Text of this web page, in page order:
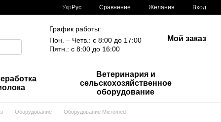
Укр Рус Сравнение Желания Вход
График работы:
Пон. – Четв.: с 8:00 до 17:00
Пятн.: с 8:00 до 16:00
Мой заказ
Ветеринария и
сельскохозяйственное
оборудование
Оборудование
Оборудование Micromed